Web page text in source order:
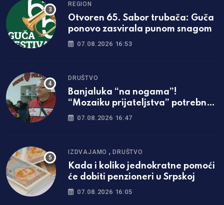
REGION
Otvoren 65. Sabor trubača: Guča
ponovo zasvirala punom snagom
07.08.2026 16:53
DRUŠTVO
Banjaluka “na nogama”!
“Mozaiku prijateljstva” potrebna
parcela za gradnju javne kuhinje
07.08.2026 16:47
IZDVAJAMO ,DRUŠTVO
Kada i koliko jednokratne pomoći
će dobiti penzioneri u Srpskoj
07.08.2026 16:05